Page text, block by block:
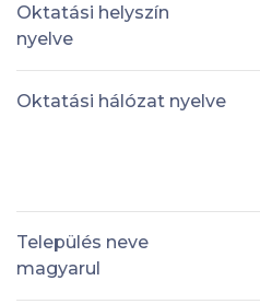
Oktatási helyszín
nyelve
Oktatási hálózat nyelve
Település neve
magyarul